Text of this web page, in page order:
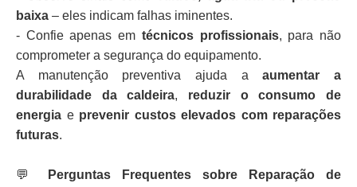
baixa – eles indicam falhas iminentes.
- Confie apenas em técnicos profissionais, para não
comprometer a segurança do equipamento.
A manutenção preventiva ajuda aaumentar a
durabilidade da caldeira, reduzir o consumo de
energia e prevenir custos elevados com reparações
futuras.
💬
Perguntas Frequentes sobre Reparação de